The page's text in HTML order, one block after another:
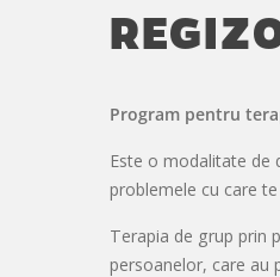
Program pentru
Este o modalitate de
problemele cu care
Terapia de grup prin
persoanelor, care au